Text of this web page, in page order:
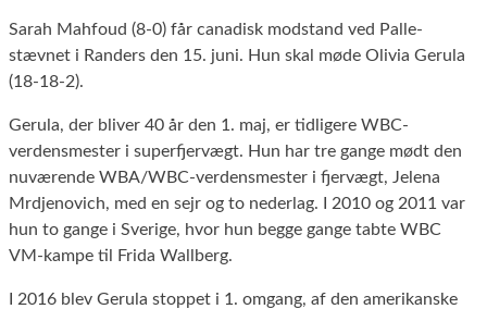
Sarah Mahfoud (8-0) får canadisk modstand ved Palle-
stævnet i Randers den 15. juni. Hun skal møde Olivia Gerula
(18-18-2).
Gerula, der bliver 40 år den 1. maj, er tidligere WBC-
verdensmester i superfjervægt. Hun har tre gange mødt den
nuværende WBA/WBC-verdensmester i fjervægt, Jelena
Mrdjenovich, med en sejr og to nederlag. I 2010 og 2011 var
hun to gange i Sverige, hvor hun begge gange tabte WBC
VM-kampe til Frida Wallberg.
I 2016 blev Gerula stoppet i 1. omgang, af den amerikanske